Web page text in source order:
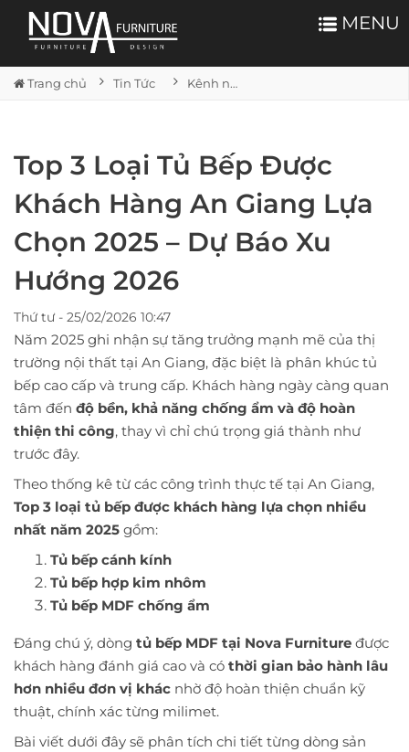
MENU
Trang chủ Tin Tức Kênh nội thất
Top 3 Loại Tủ Bếp Được
Khách Hàng An Giang Lựa
Chọn 2025 – Dự Báo Xu
Hướng 2026
Thứ tư - 25/02/2026 10:47
Năm 2025 ghi nhận sự tăng trưởng mạnh mẽ của thị
trường nội thất tại An Giang, đặc biệt là phân khúc tủ
bếp cao cấp và trung cấp. Khách hàng ngày càng quan
tâm đến độ bền, khả năng chống ẩm và độ hoàn
thiện thi công, thay vì chỉ chú trọng giá thành như
trước đây.
Theo thống kê từ các công trình thực tế tại An Giang,
Top 3 loại tủ bếp được khách hàng lựa chọn nhiều
nhất năm 2025 gồm:
Tủ bếp cánh kính
Tủ bếp hợp kim nhôm
Tủ bếp MDF chống ẩm
Đáng chú ý, dòng tủ bếp MDF tại Nova Furniture được
khách hàng đánh giá cao và có thời gian bảo hành lâu
hơn nhiều đơn vị khác nhờ độ hoàn thiện chuẩn kỹ
thuật, chính xác từng milimet.
Bài viết dưới đây sẽ phân tích chi tiết từng dòng sản